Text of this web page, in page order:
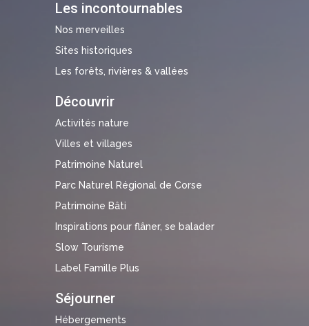
Les incontournables
Nos merveilles
Sites historiques
Les forêts, rivières & vallées
Découvrir
Activités nature
Villes et villages
Patrimoine Naturel
Parc Naturel Régional de Corse
Patrimoine Bâti
Inspirations pour flâner, se balader
Slow Tourisme
Label Famille Plus
Séjourner
Hébergements